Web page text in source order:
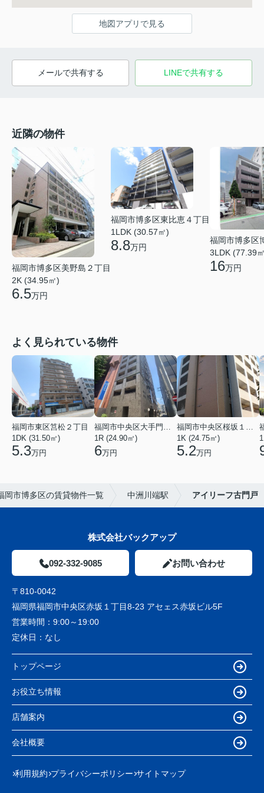
地図アプリで見る
メールで共有する LINEで共有する
近隣の物件
福岡市博多区美野島２丁目
2K (34.95㎡)
6.5万円
福岡市博多区東比恵４丁目
1LDK (30.57㎡)
8.8万円
福岡市博多区
3LDK (77.39
16万円
よく見られている物件
福岡市東区筥松２丁目
1DK (31.50㎡)
5.3万円
1R (24.90㎡)
6万円
1K (24.75㎡)
5.2万円
岡市博多区の賃貸物件一覧 中洲川端駅 アイリーフ古門戸
株式会社バックアップ
092-332-9085 お問い合わせ
〒810-0042
福岡県福岡市中央区赤坂１丁目8-23 アセェス赤坂ビル5F
営業時間： 9:00～19:00
定休日： なし
トップページ
お役立ち情報
店舗案内
会社概要
利用規約 プライバシーポリシー サイトマップ